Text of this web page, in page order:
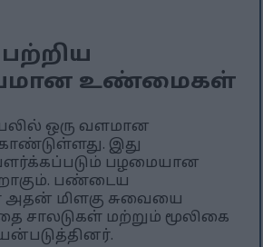
உண்மைகள்
ஒரு வளமான
இது
பழமையான
பண்டைய
மிளகு சுவையை
சாலடுகள் மற்றும் மூலிகை